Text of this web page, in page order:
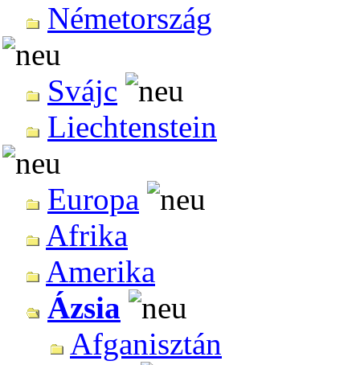
Németország
Svájc
Liechtenstein
Europa
Afrika
Amerika
Ázsia
Afganisztán